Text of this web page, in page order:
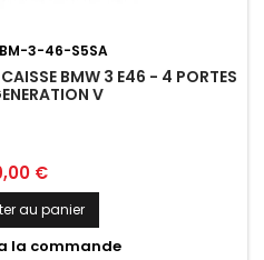
BM-3-46-S5SA
BMW 3 E46 - 4 PORTES
V
€
au panier
la commande